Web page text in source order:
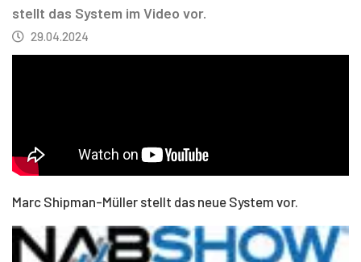
stellt das System im Video vor.
29.04.2024
Marc Shipman-Müller stellt das neue System vor.